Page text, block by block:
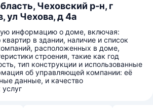
Чеховский р-н, г
ул Чехова, д 4а
информацию о доме, включая:
в здании, наличие и список
расположенных в доме,
строения, такие как год
тип конструкции и использованные
об управляющей компании: её
данные, и качество